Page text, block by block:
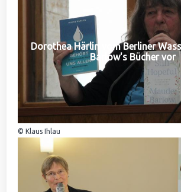
Dorothea Härlin vom Berliner
Barlow's Bücher vor
© Klaus Ihlau